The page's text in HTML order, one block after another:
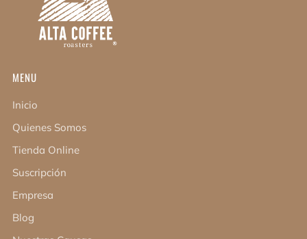
MENU
Inicio
Quienes Somos
Tienda Online
Suscripción
Empresa
Blog